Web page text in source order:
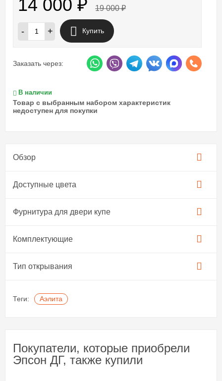
14 000 ₽ 19 000₽
- + Купить
Заказать через:
В наличии
Товар с выбранным набором характеристик
недоступен для покупки
Обзор
Доступные цвета
Фурнитура для двери купе​
Комплектующие
Тип открывания
Теги: Аэлита
Покупатели, которые приобрели
Эпсон ДГ, также купили